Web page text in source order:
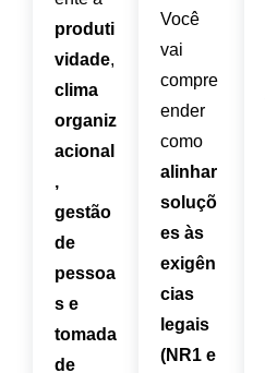
produti
vidade,
clima
organiz
acional
,
gestão
de
pessoa
s e
tomada
de
Você
vai
compre
ender
como
alinhar
soluçõ
es às
exigên
cias
legais
(NR1 e